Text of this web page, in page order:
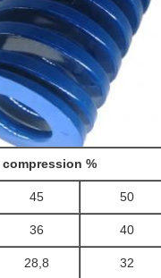
compression %
45 50
36 40
28,8 32